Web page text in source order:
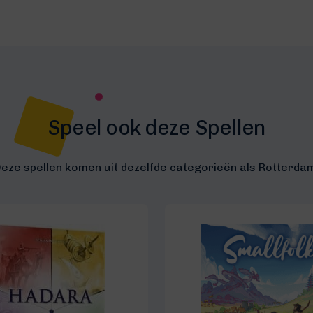
Speel ook deze Spellen
spellen komen uit dezelfde categorieën als